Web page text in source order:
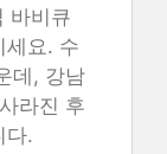
바비큐
세요. 수
데, 강남
라진 후
다.